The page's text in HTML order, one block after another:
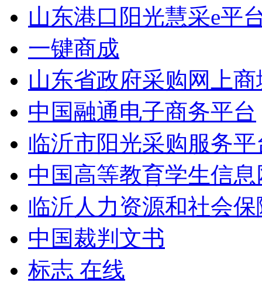
山东港口阳光慧采e平
一键商成
山东省政府采购网上商
中国融通电子商务平台
临沂市阳光采购服务平
中国高等教育学生信
临沂人力资源和社会保
中国裁判文书
标志 在线